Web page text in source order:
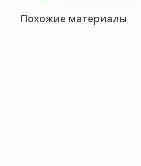
Похожие материалы